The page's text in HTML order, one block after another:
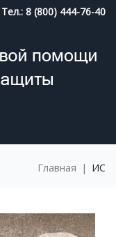
Тел.: 8 (800) 444-76-40
Главная | ИС